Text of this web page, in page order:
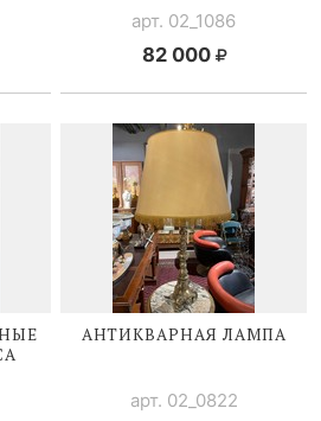
арт. 02_1086
82 000
АНТИКВАРНАЯ ЛАМПА
арт. 02_0822